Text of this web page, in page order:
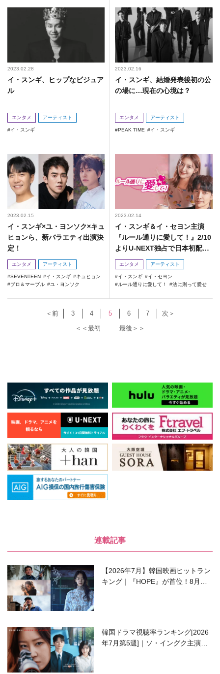
2023.02.28
イ・スンギ、ヒップなビジュア
ル
エンタメ アーティスト
イ・スンギ
2023.02.16
イ・スンギ、結婚発表後初の公
の場に…現在の心境は？
エンタメ アーティスト
PEAK TIME イ・スンギ
2023.02.15
イ・スンギ×ユ・ヨンソク×キュ
ヒョンら、新バラエティ出演決
定！
エンタメ アーティスト
SEVENTEEN イ・スンギ
キュヒョン
ブロ＆マーブル
ユ・ヨンソク
2023.02.14
イ・スンギ＆イ・セヨン主演
『ルール通りに愛して！』2/10
よりU-NEXT独占で日本初配信
中！
エンタメ アーティスト
イ・スンギ
イ・セヨン
ルール通りに愛して！
法に則って愛せ
＜＜最初
＜前 3 4 5 6 7
次＞
最後＞＞
連載記事
【2026年7月】韓国映画ヒットラン
キング｜『HOPE』が首位！8月公
韓国ドラマ視聴率ランキング[2026
年7月第5週]｜ソ・イングク主演の